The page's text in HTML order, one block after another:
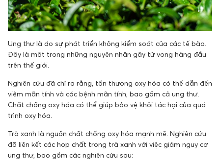
Ung thư là do sự phát triển không kiểm soát của các tế bào.
Đây là một trong những nguyên nhân gây tử vong hàng đầu
trên thế giới.
Nghiên cứu đã chỉ ra rằng, tổn thương oxy hóa có thể dẫn đến
viêm mãn tính và các bệnh mãn tính, bao gồm cả ung thư.
Chất chống oxy hóa có thể giúp bảo vệ khỏi tác hại của quá
trình oxy hóa.
Trà xanh là nguồn chất chống oxy hóa mạnh mẽ. Nghiên cứu
đã liên kết các hợp chất trong trà xanh với việc giảm nguy cơ
ung thư, bao gồm các nghiên cứu sau: